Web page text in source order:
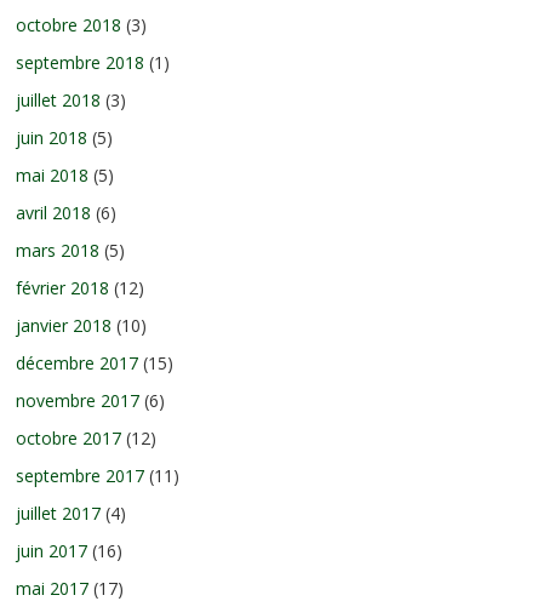
octobre 2018 (3)
septembre 2018 (1)
juillet 2018 (3)
juin 2018 (5)
mai 2018 (5)
avril 2018 (6)
mars 2018 (5)
février 2018 (12)
janvier 2018 (10)
décembre 2017 (15)
novembre 2017 (6)
octobre 2017 (12)
septembre 2017 (11)
juillet 2017 (4)
juin 2017 (16)
mai 2017 (17)